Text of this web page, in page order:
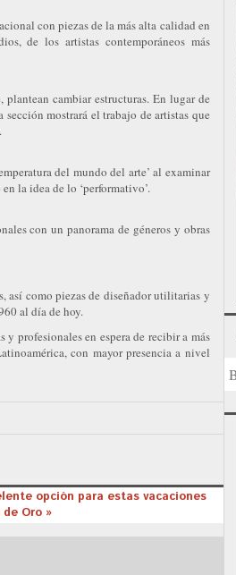
con piezas de la más alta calidad en
de los artistas contemporáneos más
cambiar estructuras. En lugar de
mostrará el trabajo de artistas que
del mundo del arte’ al examinar
la idea de lo ‘performativo’.
con un panorama de géneros y obras
así como piezas de diseñador utilitarias y
al día de hoy.
profesionales en espera de recibir a más
con mayor presencia a nivel
opción para estas vacaciones
Oro »